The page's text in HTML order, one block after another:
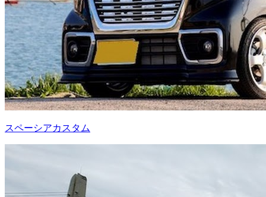
スペーシアカスタム